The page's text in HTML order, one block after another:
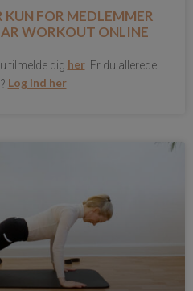
FOR MEDLEMMER
WORKOUT ONLINE
tilmelde dig her. Er du allerede
Log ind her